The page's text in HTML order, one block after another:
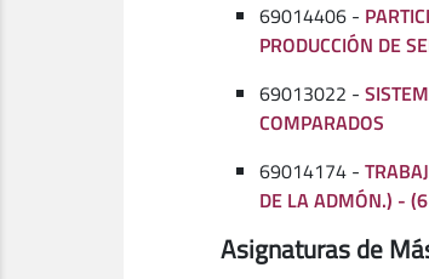
69014406 -
PRODUCCIÓN DE
69013022 -
COMPARADOS
69014174 -
DE LA ADMÓN.) - (6
Asignaturas de